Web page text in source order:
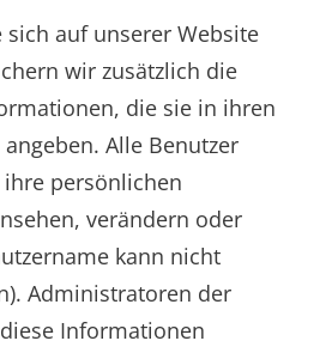
sich auf unserer Website
wir zusätzlich die
die sie in ihren
Alle Benutzer
persönlichen
verändern oder
kann nicht
Administratoren der
Informationen